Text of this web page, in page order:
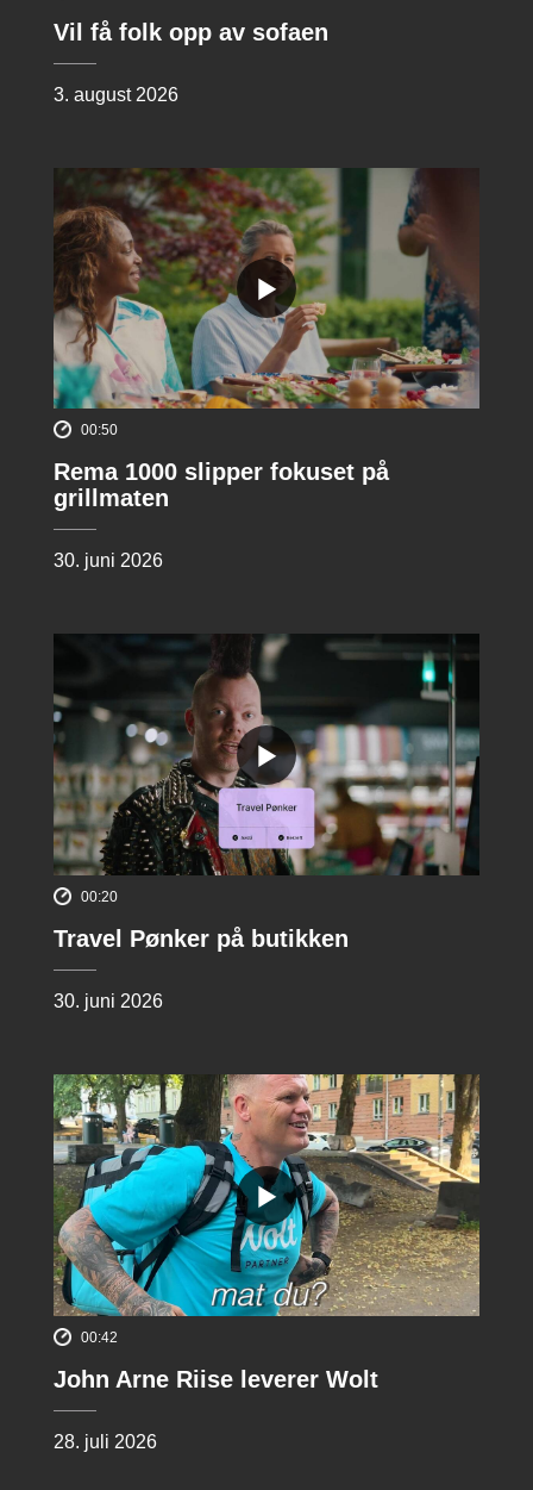
Vil få folk opp av sofaen
3. august 2026
00:50
Rema 1000 slipper fokuset på
grillmaten
30. juni 2026
00:20
Travel Pønker på butikken
30. juni 2026
00:42
John Arne Riise leverer Wolt
28. juli 2026